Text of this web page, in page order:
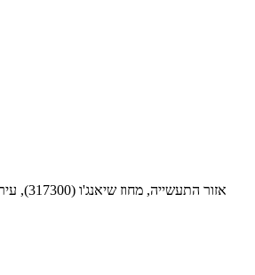
מס' 10 Chunhui Middle Road, Yongan אזור התעשייה, מחוז שיאנג'ו (317300), עיר טאי-ג'ואו, מחוז ג'ה-ג'יאנג